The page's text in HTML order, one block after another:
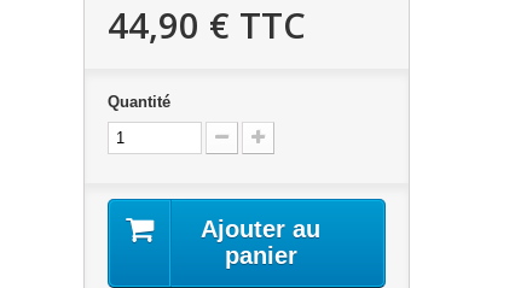
44,90 € TTC
Quantité
Ajouter au
panier